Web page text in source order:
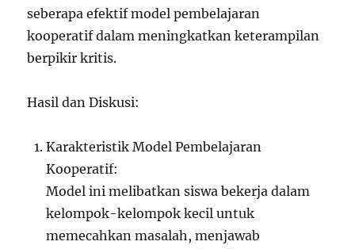
seberapa efektif model pembelajaran
kooperatif dalam meningkatkan keterampilan
berpikir kritis.
Hasil dan Diskusi:
Karakteristik Model Pembelajaran
Kooperatif:
Model ini melibatkan siswa bekerja dalam
kelompok-kelompok kecil untuk
memecahkan masalah, menjawab